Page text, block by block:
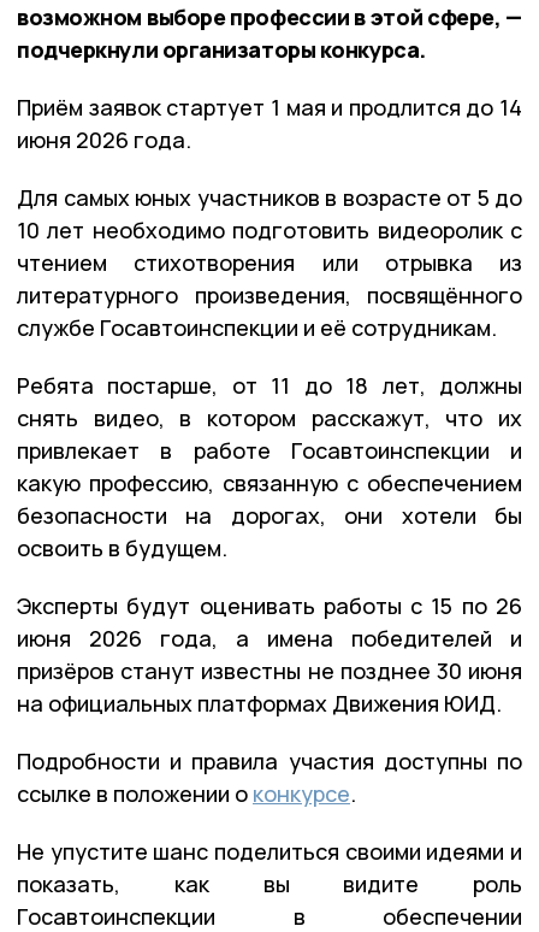
возможном выборе профессии в этой сфере, —
подчеркнули организаторы конкурса.
Приём заявок стартует 1 мая и продлится до 14
июня 2026 года.
Для самых юных участников в возрасте от 5 до
10 лет необходимо подготовить видеоролик с
чтением стихотворения или отрывка из
литературного произведения, посвящённого
службе Госавтоинспекции и её сотрудникам.
Ребята постарше, от 11 до 18 лет, должны
снять видео, в котором расскажут, что их
привлекает в работе Госавтоинспекции и
какую профессию, связанную с обеспечением
безопасности на дорогах, они хотели бы
освоить в будущем.
Эксперты будут оценивать работы с 15 по 26
июня 2026 года, а имена победителей и
призёров станут известны не позднее 30 июня
на официальных платформах Движения ЮИД.
Подробности и правила участия доступны по
ссылке в положении о конкурсе.
Не упустите шанс поделиться своими идеями и
показать, как вы видите роль
Госавтоинспекции в обеспечении